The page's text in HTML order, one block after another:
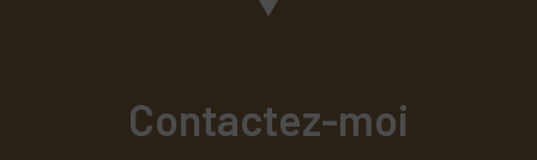
Contactez-moi